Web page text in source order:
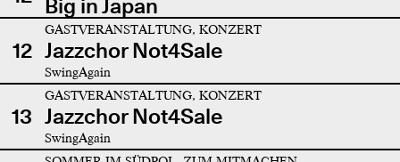
Big in Japan
12
GASTVERANSTALTUNG, KONZERT
Jazzchor Not4Sale
SwingAgain
13
GASTVERANSTALTUNG, KONZERT
Jazzchor Not4Sale
SwingAgain